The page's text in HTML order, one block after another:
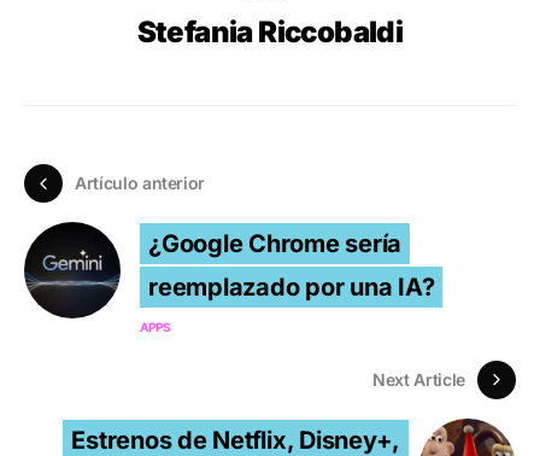
Stefania Riccobaldi
Artículo anterior
¿Google Chrome sería
reemplazado por una IA?
APPS
Next Article
Estrenos de Netflix, Disney+,